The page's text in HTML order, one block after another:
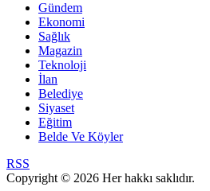
Gündem
Ekonomi
Sağlık
Magazin
Teknoloji
İlan
Belediye
Siyaset
Eğitim
Belde Ve Köyler
RSS
Copyright © 2026 Her hakkı saklıdır.